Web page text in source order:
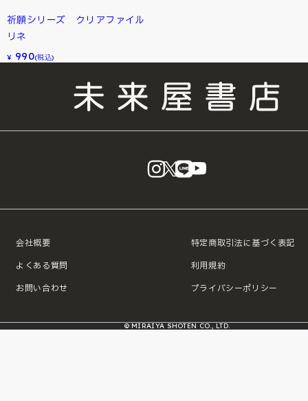
祈願シリーズ クリアファイル
リネ
¥ 990(税込)
instagram
X LINE
会社概要
よくある質問
お問い合わせ
特定商取引法に基づく表記
利用規約
プライバシーポリシー
© MIRAIYA SHOTEN CO., LTD.